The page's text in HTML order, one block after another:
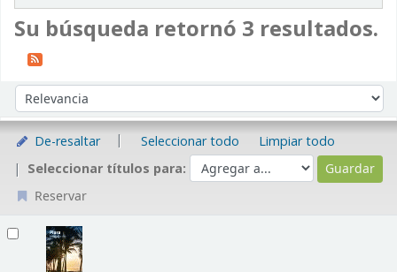
Su búsqueda retornó 3 resultados.
Ordenar por:
De-resaltar Seleccionar todo
Limpiar todo
Seleccionar títulos para:
Reservar